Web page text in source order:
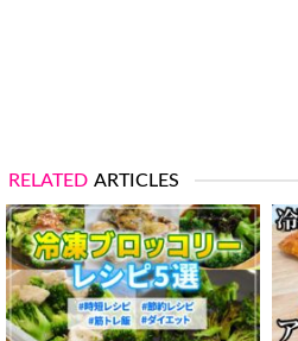
RELATED ARTICLES